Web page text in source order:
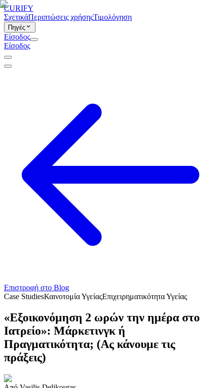
CURIFY
ΣχετικάΠεριπτώσεις χρήσηςΤιμολόγηση
Πηγές
Είσοδος
Είσοδος
Επιστροφή στο Blog
Case StudiesΚαινοτομία ΥγείαςΕπιχειρηματικότητα Υγείας
«Εξοικονόμηση 2 ωρών την ημέρα στο
Ιατρείο»: Μάρκετινγκ ή
Πραγματικότητα; (Ας κάνουμε τις
πράξεις)